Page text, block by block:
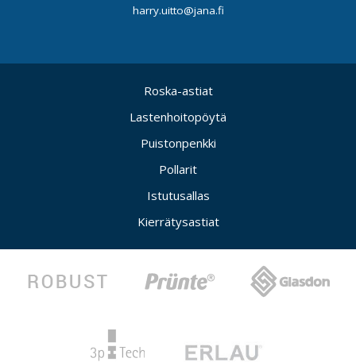
harry.uitto@jana.fi
Roska-astiat
Lastenhoitopöytä
Puistonpenkki
Pollarit
Istutusallas
Kierrätysastiat